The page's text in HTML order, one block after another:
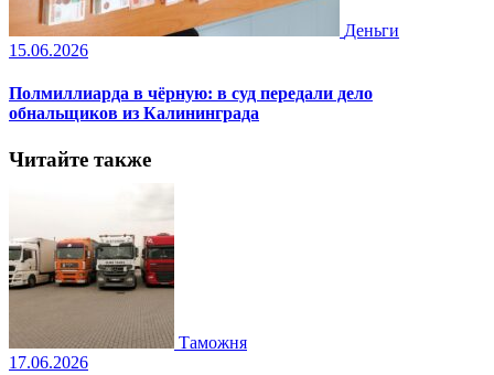
Деньги
15.06.2026
Полмиллиарда в чёрную: в суд передали дело
обнальщиков из Калининграда
Читайте также
Таможня
17.06.2026